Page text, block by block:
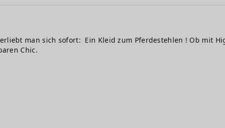
man sich sofort: Ein Kleid zum Pferdestehlen ! Ob mit
Chic.